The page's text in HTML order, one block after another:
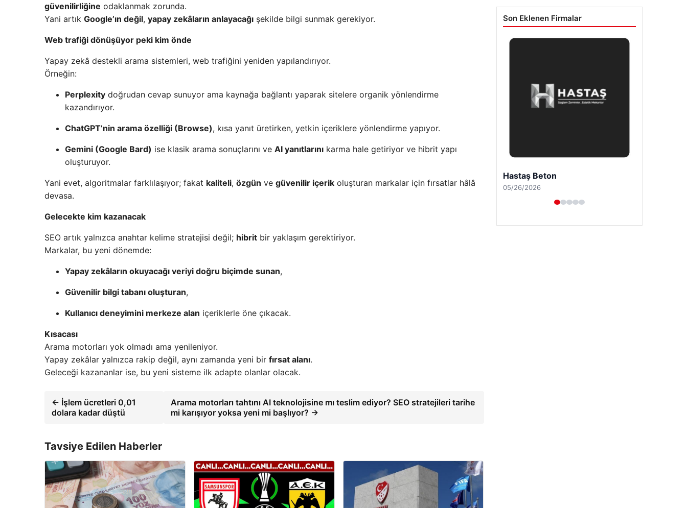
güvenilirliğine odaklanmak zorunda.
Yani artık Google’ın değil, yapay zekâların anlayacağı şekilde bilgi sunmak gerekiyor.
Web trafiği dönüşüyor peki kim önde
Yapay zekâ destekli arama sistemleri, web trafiğini yeniden yapılandırıyor.
Örneğin:
Perplexity doğrudan cevap sunuyor ama kaynağa bağlantı yaparak sitelere organik yönlendirme
kazandırıyor.
ChatGPT’nin arama özelliği (Browse), kısa yanıt üretirken, yetkin içeriklere yönlendirme yapıyor.
Gemini (Google Bard) ise klasik arama sonuçlarını ve AI yanıtlarını karma hale getiriyor ve hibrit yapı
oluşturuyor.
Yani evet, algoritmalar farklılaşıyor; fakat kaliteli, özgün ve güvenilir içerik oluşturan markalar için fırsatlar hâlâ
devasa.
Gelecekte kim kazanacak
SEO artık yalnızca anahtar kelime stratejisi değil; hibrit bir yaklaşım gerektiriyor.
Markalar, bu yeni dönemde:
Yapay zekâların okuyacağı veriyi doğru biçimde sunan,
Güvenilir bilgi tabanı oluşturan,
Kullanıcı deneyimini merkeze alan içeriklerle öne çıkacak.
Kısacası
Arama motorları yok olmadı ama yenileniyor.
Yapay zekâlar yalnızca rakip değil, aynı zamanda yeni bir fırsat alanı.
Geleceği kazananlar ise, bu yeni sisteme ilk adapte olanlar olacak.
← İşlem ücretleri 0,01
dolara kadar düştü
Arama motorları tahtını AI teknolojisine mı teslim ediyor? SEO stratejileri tarihe
mi karışıyor yoksa yeni mi başlıyor? →
Tavsiye Edilen Haberler
Son Eklenen Firmalar
Enes Kaplan Avukatlık Bürosu
04/28/2026